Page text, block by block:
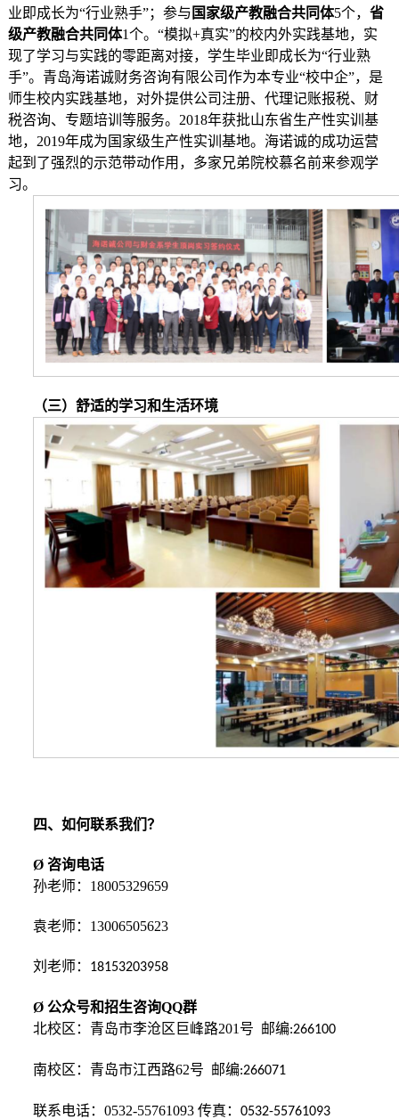
业即成长为“行业熟手”；参与 国家级产教融合共同体5个， 省
级产教融合共同体1个。“模拟+真实”的校内外实践基地，实
现了学习与实践的零距离对接，学生毕业即成长为“行业熟
手”。青岛海诺诚财务咨询有限公司作为本专业“校中企”，是
师生校内实践基地，对外提供公司注册、代理记账报税、财
税咨询、专题培训等服务。2018年获批山东省生产性实训基
地，2019年成为国家级生产性实训基地。海诺诚的成功运营
起到了强烈的示范带动作用，多家兄弟院校慕名前来参观学
习。
（三）舒适的学习和生活环境
四、如何联系我们？
Ø 咨询电话
孙老师： 18005329659
袁老师： 13006505623
刘老师： 18153203958
Ø 公众号和招生咨询QQ群
北校区：青岛市李沧区巨峰路201 号 邮编:266100
南校区：青岛市江西路62号 邮编:266071
联系电话： 0532-55761093 传真： 0532-55761093